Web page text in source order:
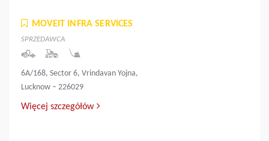
MOVEIT INFRA SERVICES
SPRZEDAWCA
6A/168, Sector 6, Vrindavan Yojna,
Lucknow – 226029
Więcej szczegółów